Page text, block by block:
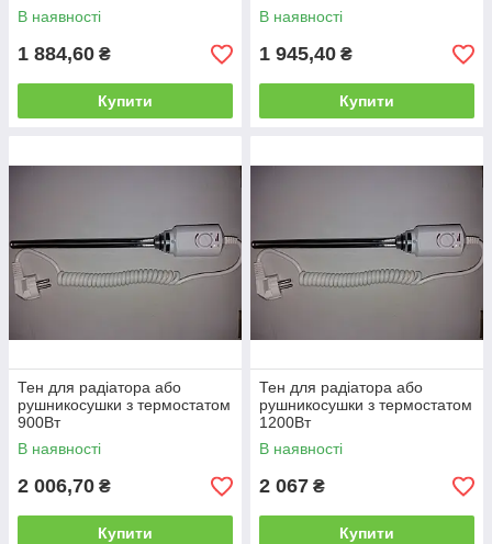
В наявності
1 884,60 ₴
Купити
В наявності
1 945,40 ₴
Купити
Тен для радіатора або
рушникосушки з термостатом
900Вт
В наявності
2 006,70 ₴
Купити
Тен для радіатора або
рушникосушки з термостатом
1200Вт
В наявності
2 067 ₴
Купити